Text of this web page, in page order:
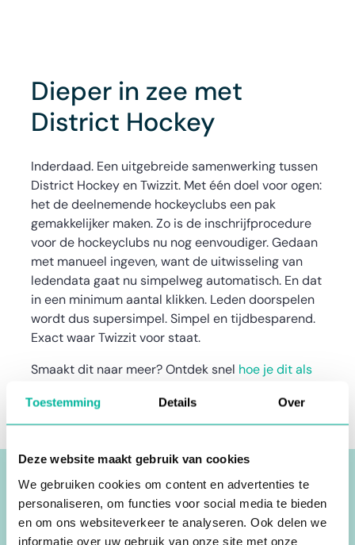
Toestemming Details Over
Deze website maakt gebruik van cookies
We gebruiken cookies om content en advertenties te
personaliseren, om functies voor social media te bieden
en om ons websiteverkeer te analyseren. Ook delen we
informatie over uw gebruik van onze site met onze
Dieper in zee met
District Hockey
Inderdaad. Een uitgebreide samenwerking tussen
District Hockey en Twizzit. Met één doel voor ogen:
het de deelnemende hockeyclubs een pak
gemakkelijker maken. Zo is de inschrijfprocedure
voor de hockeyclubs nu nog eenvoudiger. Gedaan
met manueel ingeven, want de uitwisseling van
ledendata gaat nu simpelweg automatisch. En dat
in een minimum aantal klikken. Leden doorspelen
wordt dus supersimpel. Simpel en tijdbesparend.
Exact waar Twizzit voor staat.
Smaakt dit naar meer? Ontdek snel hoe je dit als